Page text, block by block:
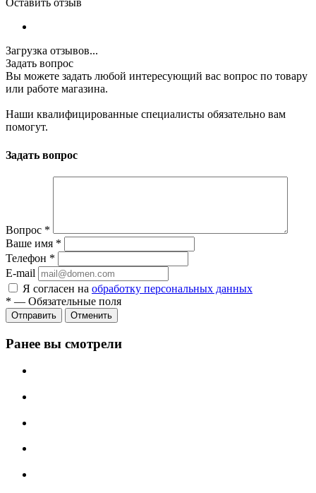
Оставить отзыв
Загрузка отзывов...
Задать вопрос
Вы можете задать любой интересующий вас вопрос по товару
или работе магазина.
Наши квалифицированные специалисты обязательно вам
помогут.
Задать вопрос
Вопрос *
Ваше имя *
Телефон *
E-mail
Я согласен на обработку персональных данных
* — Обязательные поля
Отменить
Ранее вы смотрели